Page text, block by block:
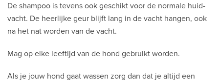
De shampoo is tevens ook geschikt voor de normale huid-
vacht. De heerlijke geur blijft lang in de vacht hangen, ook
na het nat worden van de vacht.
Mag op elke leeftijd van de hond gebruikt worden.
Als je jouw hond gaat wassen zorg dan dat je altijd een